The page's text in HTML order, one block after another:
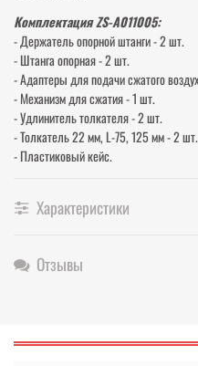
Комплектация ZS-A011005:
- Держатель опорной штанги - 2 шт.
- Штанга опорная - 2 шт.
- Адаптеры для подачи сжатого
- Механизм для сжатия - 1 шт.
- Удлинитель толкателя - 2 шт.
- Толкатель 22 мм, L-75, 125 мм - 2 шт.
- Пластиковый кейс.
Характеристики
Отзывы